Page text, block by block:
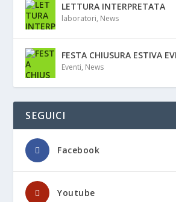
LETTURA INTERPRETATA
laboratori, News
FESTA CHIUSURA ESTIVA
Eventi, News
SEGUICI
Facebook
Youtube